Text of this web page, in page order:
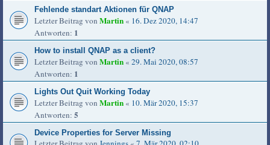
Fehlende standart Aktionen für QNAP
Letzter Beitrag von Martin « 16. Dez 2020, 14:47
Antworten: 1
How to install QNAP as a client?
Letzter Beitrag von Martin « 29. Mai 2020, 08:57
Antworten: 1
Lights Out Quit Working Today
Letzter Beitrag von Martin « 10. Mär 2020, 15:37
Antworten: 5
Device Properties for Server Missing